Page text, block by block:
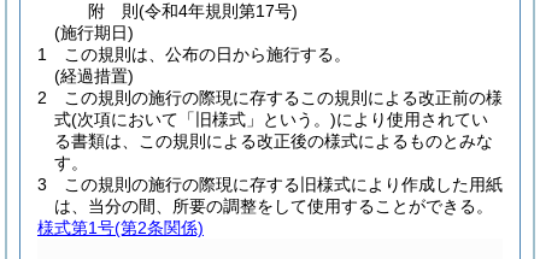
附 則(令和4年規則第17号)
(施行期日)
1
この規則は、公布の日から施行する。
(経過措置)
2
この規則の施行の際現に存するこの規則による改正前の様
式(次項において「旧様式」という。)により使用されてい
る書類は、この規則による改正後の様式によるものとみな
す。
3
この規則の施行の際現に存する旧様式により作成した用紙
は、当分の間、所要の調整をして使用することができる。
様式第1号(第2条関係)